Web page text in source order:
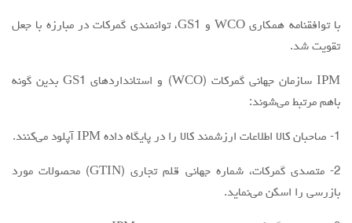
با توافقنامه همكاري WCO و GS1، توانمندي گمركات در مبارزه با جعل
تقويت شد.
IPM سازمان جهاني گمركات (WCO) و استانداردهاي GS1 بدين گونه
باهم مرتبط می‌شوند:
1- صاحبان كالا اطلاعات ارزشمند كالا را در پايگاه داده IPM آپلود مي‌كنند.
2- متصدي گمركات، شماره جهاني قلم تجاري (GTIN) محصولات مورد
بازرسي را اسكن مي‌نمايد.